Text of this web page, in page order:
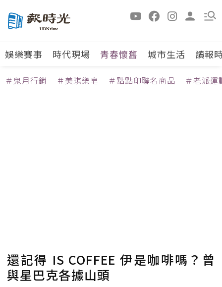
娛樂賽事 時代現場 青春懷舊 城市生活 讀報
＃鬼月行銷 ＃美琪樂皂 ＃點點印聯名商品 ＃老派運
還記得 IS COFFEE 伊是咖啡嗎？曾
與星巴克各據山頭